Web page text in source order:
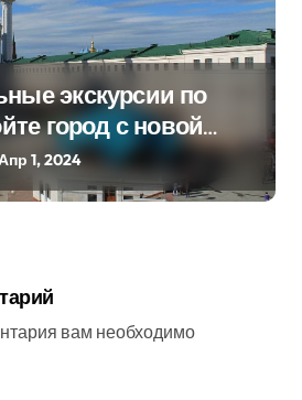
экскурсии по
город с новой
1, 2024
вам необходимо